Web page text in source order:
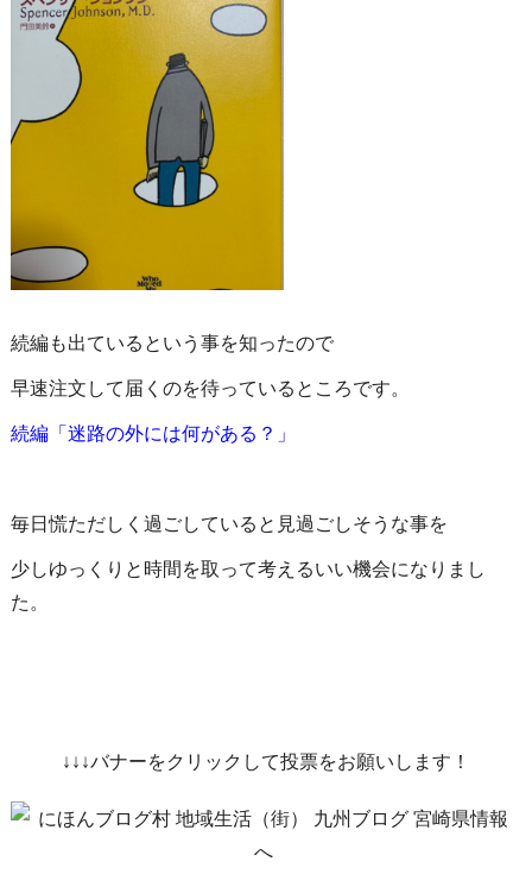
続編も出ているという事を知ったので
早速注文して届くのを待っているところです。
続編「迷路の外には何がある？」
毎日慌ただしく過ごしていると見過ごしそうな事を
少しゆっくりと時間を取って考えるいい機会になりまし
た。
↓↓↓バナーをクリックして投票をお願いします！